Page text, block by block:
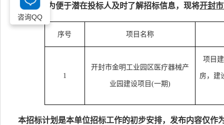
为便于潜在投标人及时了解招标信息，现将开封
序号 项目名称
1
开封市金明工业园区医疗器械产
业园建设项目 (一期)
项目
房，建
本招标计划是本单位招标工作的初步安排，发布内容仅
咨询QQ